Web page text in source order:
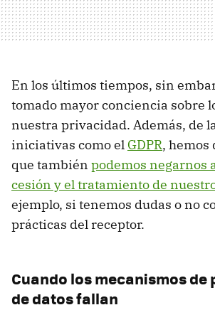
En los últimos tiempos, sin
tomado mayor conciencia sobre
nuestra privacidad. Además, de
iniciativas como el GDPR, hemos
que también podemos negarnos
cesión y el tratamiento de
ejemplo, si tenemos dudas o no
prácticas del receptor.
Cuando los mecanismos
de datos fallan